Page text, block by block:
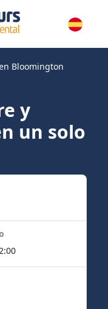
Bloomington
y
un solo